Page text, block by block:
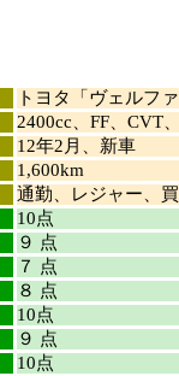
トヨタ「ヴェルフ
2400cc、FF、CVT
12年2月、新車
1,600km
通勤、レジャー、
10点
９ 点
７ 点
８ 点
10点
９ 点
10点